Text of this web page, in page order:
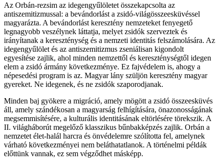
Az Orbán-rezsim az idegengyűlöletet összekapcsolta az
antiszemitizmussal: a bevándorlást a zsidó-világösszeesküvéssel
magyarázta. A bevándorlást keresztény nemzeteket fenyegető
legnagyobb veszélynek láttatja, melyet zsidók szerveztek és
irányítanak a kereszténység és a nemzeti identitás felszámolására. Az
idegengyűlölet és az antiszemitizmus zseniálisan kigondolt
egyesítése zajlik, ahol minden nemzettől és kereszténységtől idegen
elem a zsidó ármány következménye. Ez fajvédelem is, ahogy a
népesedési program is az. Magyar lány szüljön keresztény magyar
gyereket. Ne idegenek, és ne zsidók szaporodjanak.
Minden baj gyökere a migráció, amely mögött a zsidó összeesküvés
áll, amely szándékosan a magyarság felhígítására, önazonosságának
megsemmisítésére, a kulturális identitásának eltörlésére törekszik. A
II. világháborút megelőző klasszikus bűnbakképzés zajlik. Orbán a
nemzetet élet-halál harcra és önvédelemre szólította fel, amelynek
várható következményei nem beláthatatlanok. A történelmi példák
előttünk vannak, ez sem végződhet másképp.